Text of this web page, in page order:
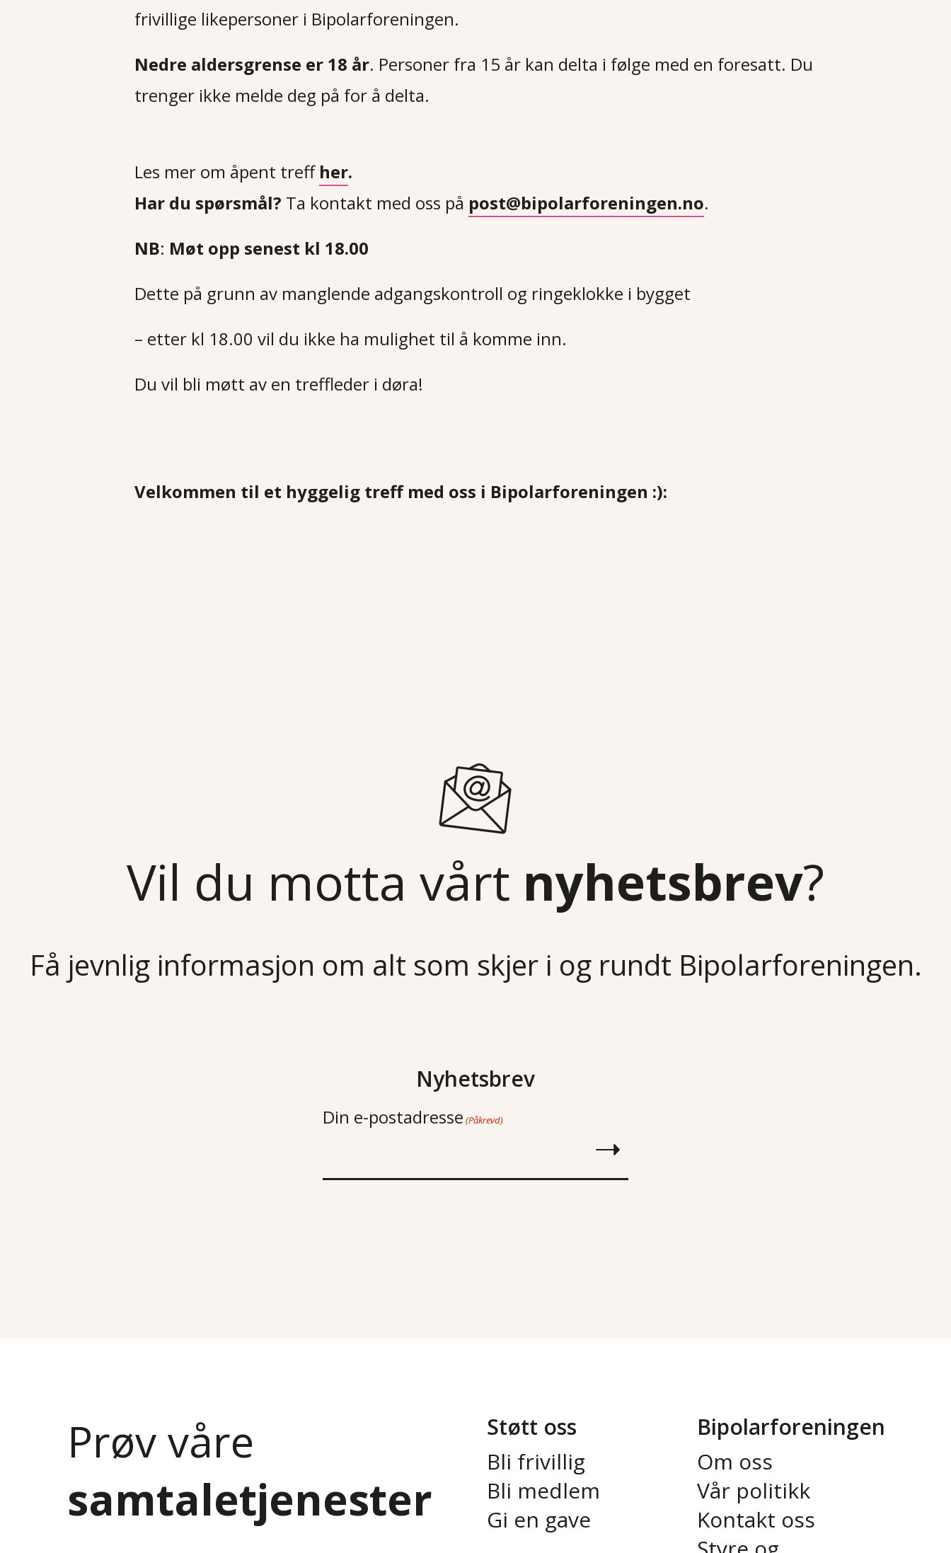
frivillige likepersoner i Bipolarforeningen.
Nedre aldersgrense er 18 år. Personer fra 15 år kan delta i følge med en foresatt. Du
trenger ikke melde deg på for å delta.
Les mer om åpent treff her.
Har du spørsmål? Ta kontakt med oss på post@bipolarforeningen.no.
NB: Møt opp senest kl 18.00
Dette på grunn av manglende adgangskontroll og ringeklokke i bygget
– etter kl 18.00 vil du ikke ha mulighet til å komme inn.
Du vil bli møtt av en treffleder i døra!
Velkommen til et hyggelig treff med oss i Bipolarforeningen :):
Vil du motta vårt nyhetsbrev?
Få jevnlig informasjon om alt som skjer i og rundt Bipolarforeningen.
Nyhetsbrev
Din e-postadresse (Påkrevd)
Prøv våre
samtaletjenester
Støtt oss
Bli frivillig
Bli medlem
Gi en gave
Bipolarforeningen
Om oss
Vår politikk
Kontakt oss